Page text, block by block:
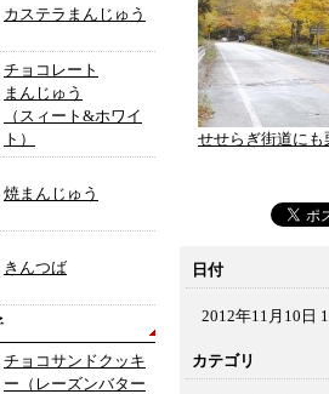
カステラまんじゅう
チョコレート
まんじゅう
（スィート&ホワイ
ト）
焼まんじゅう
きんつば
チョコサンドクッキ
ー（レーズンバター
せせらぎ街道に
日付
2012年11月10日
カテゴリ